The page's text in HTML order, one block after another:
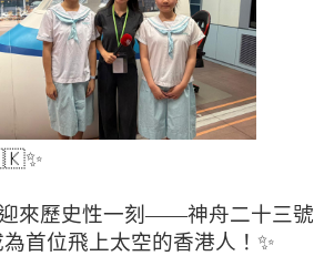
來歷史性一刻——神舟二十三
首位飛上太空的香港人！✨